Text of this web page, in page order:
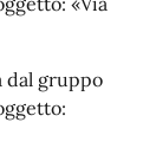
dal gruppo